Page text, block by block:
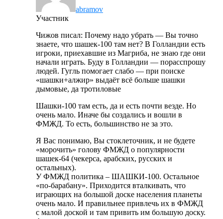
abramov
Участник
Чижов писал: Почему надо убрать — Вы точно
знаете, что шашек-100 там нет? В Голландии есть
игроки, приехавшие из Магриба, не знаю где они
начали играть. Буду в Голландии — порасспрошу
людей. Гугль помогает слабо — при поиске
«шашки+алжир» выдаёт всё больше шашки
дымовые, да тротиловые
Шашки-100 там есть, да и есть почти везде. Но
очень мало. Иначе бы создались и вошли в
ФМЖД. То есть, большинство не за это.
Я Вас понимаю, Вы стоклеточник, и не будете
«морочить» голову ФМЖД о популярности
шашек-64 (чекерса, арабских, русских и
остальных).
У ФМЖД политика – ШАШКИ-100. Остальное
«по-барабану». Приходится вталкивать, что
играющих на большой доске населения планеты
очень мало. И правильнее привлечь их в ФМЖД
с малой доской и там привить им большую доску.